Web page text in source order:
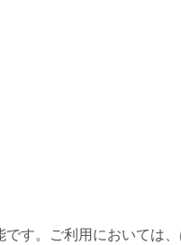
す。ご利用においては